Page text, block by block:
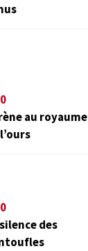
au royaume
des